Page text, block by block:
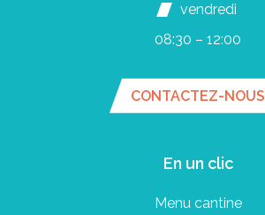
vendredi
08:30 – 12:00
CONTACTEZ-NOUS
En un clic
Menu cantine